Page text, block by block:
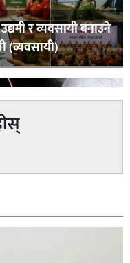
र व्यवसायी बनाउने
(व्यवसायी)
सिंह गोरुसिङ्गे